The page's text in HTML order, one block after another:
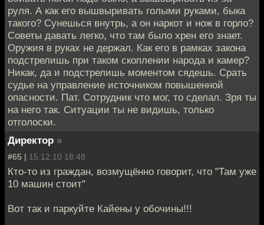
руля. А как его вышвыривать голыми руками, быка
такого? Сунешься внутрь, а он наркот и нож в горло?
Советы давать легко, что там было хрен его знает.
Оружия в руках не держал. Как его в рамках закона
подстрелишь при таком скоплении народа и камер?
Никак, да и подстрелишь моментом сядешь. Срать
судье на управление источником повышенной
опасности. Пат. Сотрудник что мог, то сделал. Зря ты
на него так. Ситуации ты не видишь, только
отголоски.
Директор »
#65 | 15.12.10 18:48
Кто-то из граждан, возмущённо говорит, что "Там уже
10 машин стоит"
Вот так и паркуйте Кайены у обочины!!!